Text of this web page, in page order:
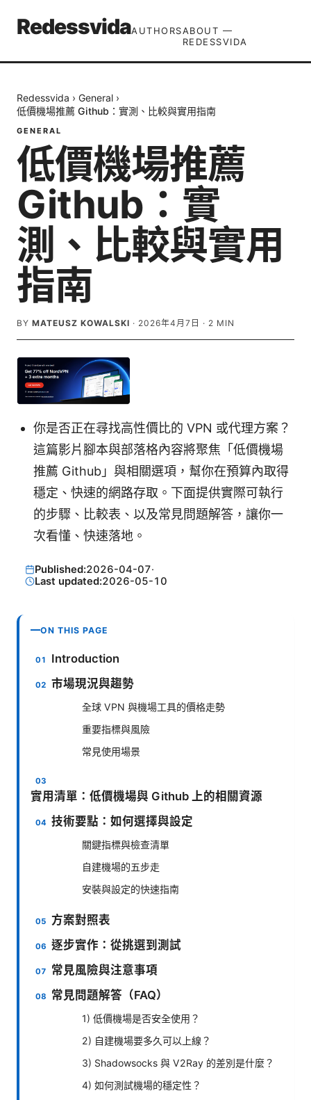
RedessvidaAUTHORSABOUT —
REDESSVIDA
Redessvida › General ›
低價機場推薦 Github：實測、比較與實用指南
GENERAL
低價機場推薦
Github：實
測、比較與實用
指南
BY MATEUSZ KOWALSKI · 2026年4月7日 · 2 MIN
你是否正在尋找高性價比的 VPN 或代理方案？
這篇影片腳本與部落格內容將聚焦「低價機場
推薦 Github」與相關選項，幫你在預算內取得
穩定、快速的網路存取。下面提供實際可執行
的步驟、比較表、以及常見問題解答，讓你一
次看懂、快速落地。
Published:2026-04-07·
Last updated:2026-05-10
ON THIS PAGE
Introduction
市場現況與趨勢
全球 VPN 與機場工具的價格走勢
重要指標與風險
常見使用場景
實用清單：低價機場與 Github 上的相關資源
技術要點：如何選擇與設定
關鍵指標與檢查清單
自建機場的五步走
安裝與設定的快速指南
方案對照表
逐步實作：從挑選到測試
常見風險與注意事項
常見問題解答（FAQ）
1) 低價機場是否安全使用？
2) 自建機場要多久可以上線？
3) Shadowsocks 與 V2Ray 的差別是什麼？
4) 如何測試機場的穩定性？